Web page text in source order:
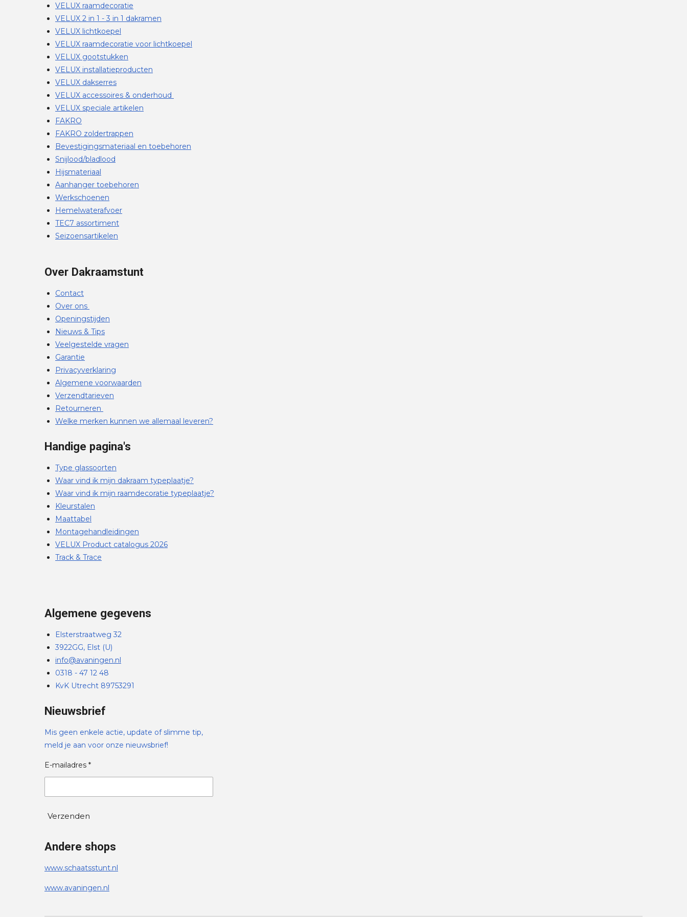
VELUX raamdecoratie
VELUX 2 in 1 - 3 in 1 dakramen
VELUX lichtkoepel
VELUX raamdecoratie voor lichtkoepel
VELUX gootstukken
VELUX installatieproducten
VELUX dakserres
VELUX accessoires & onderhoud
VELUX speciale artikelen
FAKRO
FAKRO zoldertrappen
Bevestigingsmateriaal en toebehoren
Snijlood/bladlood
Hijsmateriaal
Aanhanger toebehoren
Werkschoenen
Hemelwaterafvoer
TEC7 assortiment
Seizoensartikelen
Over Dakraamstunt
Contact
Over ons
Openingstijden
Nieuws & Tips
Veelgestelde vragen
Garantie
Privacyverklaring
Algemene voorwaarden
Verzendtarieven
Retourneren
Welke merken kunnen we allemaal leveren?
Handige pagina's
Type glassoorten
Waar vind ik mijn dakraam typeplaatje?
Waar vind ik mijn raamdecoratie typeplaatje?
Kleurstalen
Maattabel
Montagehandleidingen
VELUX Product catalogus 2026
Track & Trace
Algemene gegevens
Elsterstraatweg 32
3922GG, Elst (U)
info@avaningen.nl
0318 - 47 12 48
KvK Utrecht 89753291
Nieuwsbrief
Mis geen enkele actie, update of slimme tip,
meld je aan voor onze nieuwsbrief!
E-mailadres *
Verzenden
Andere shops
www.schaatsstunt.nl
www.avaningen.nl